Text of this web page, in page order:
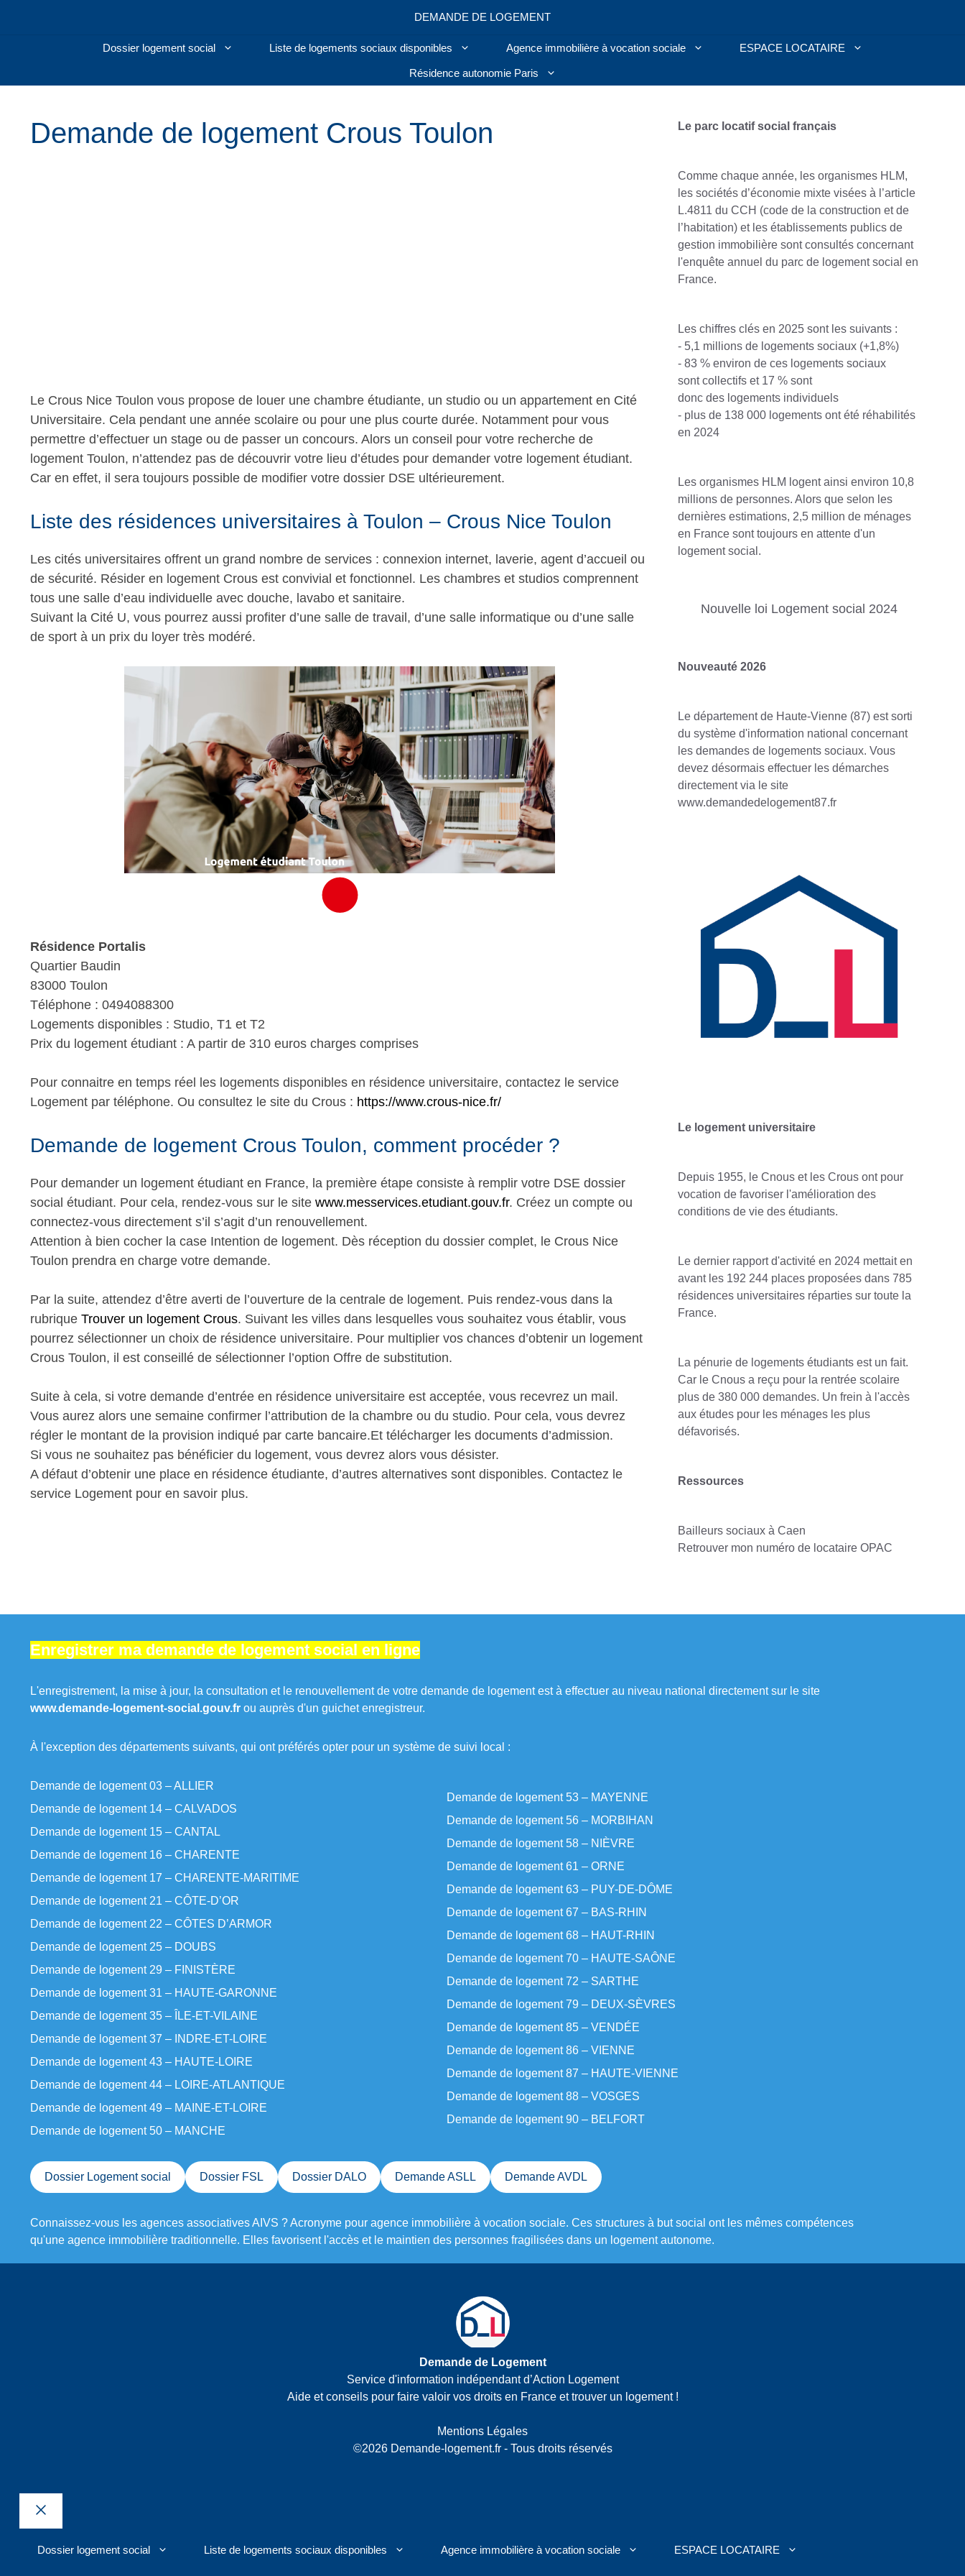
DEMANDE DE LOGEMENT
Dossier logement social Liste de logements sociaux disponibles Agence immobilière à vocation sociale ESPACE LOCATAIRE
Résidence autonomie Paris
Demande de logement Crous Toulon
Le Crous Nice Toulon vous propose de louer une chambre étudiante, un studio ou un appartement en Cité
Universitaire. Cela pendant une année scolaire ou pour une plus courte durée. Notamment pour vous
permettre d’effectuer un stage ou de passer un concours. Alors un conseil pour votre recherche de
logement Toulon, n’attendez pas de découvrir votre lieu d’études pour demander votre logement étudiant.
Car en effet, il sera toujours possible de modifier votre dossier DSE ultérieurement.
Liste des résidences universitaires à Toulon – Crous Nice Toulon
Les cités universitaires offrent un grand nombre de services : connexion internet, laverie, agent d’accueil ou
de sécurité. Résider en logement Crous est convivial et fonctionnel. Les chambres et studios comprennent
tous une salle d’eau individuelle avec douche, lavabo et sanitaire.
Suivant la Cité U, vous pourrez aussi profiter d’une salle de travail, d’une salle informatique ou d’une salle
de sport à un prix du loyer très modéré.
Résidence Portalis
Quartier Baudin
83000 Toulon
Téléphone : 0494088300
Logements disponibles : Studio, T1 et T2
Prix du logement étudiant : A partir de 310 euros charges comprises
Pour connaitre en temps réel les logements disponibles en résidence universitaire, contactez le service
Logement par téléphone. Ou consultez le site du Crous : https://www.crous-nice.fr/
Demande de logement Crous Toulon, comment procéder ?
Pour demander un logement étudiant en France, la première étape consiste à remplir votre DSE dossier
social étudiant. Pour cela, rendez-vous sur le site www.messervices.etudiant.gouv.fr. Créez un compte ou
connectez-vous directement s’il s’agit d’un renouvellement.
Attention à bien cocher la case Intention de logement. Dès réception du dossier complet, le Crous Nice
Toulon prendra en charge votre demande.
Par la suite, attendez d’être averti de l’ouverture de la centrale de logement. Puis rendez-vous dans la
rubrique Trouver un logement Crous. Suivant les villes dans lesquelles vous souhaitez vous établir, vous
pourrez sélectionner un choix de résidence universitaire. Pour multiplier vos chances d’obtenir un logement
Crous Toulon, il est conseillé de sélectionner l’option Offre de substitution.
Suite à cela, si votre demande d’entrée en résidence universitaire est acceptée, vous recevrez un mail.
Vous aurez alors une semaine confirmer l’attribution de la chambre ou du studio. Pour cela, vous devrez
régler le montant de la provision indiqué par carte bancaire.Et télécharger les documents d’admission.
Si vous ne souhaitez pas bénéficier du logement, vous devrez alors vous désister.
A défaut d’obtenir une place en résidence étudiante, d’autres alternatives sont disponibles. Contactez le
service Logement pour en savoir plus.
Le parc locatif social français
Comme chaque année, les organismes HLM,
les sociétés d’économie mixte visées à l’article
L.481­1 du CCH (code de la construction et de
l’habitation) et les établissements publics de
gestion immobilière sont consultés concernant
l'enquête annuel du parc de logement social en
France.
Les chiffres clés en 2025 sont les suivants :
- 5,1 millions de logements sociaux (+1,8%)
- 83 % environ de ces logements sociaux
sont collectifs et 17 % sont
donc des logements individuels
- plus de 138 000 logements ont été réhabilités
en 2024
Les organismes HLM logent ainsi environ 10,8
millions de personnes. Alors que selon les
dernières estimations, 2,5 million de ménages
en France sont toujours en attente d'un
logement social.
Nouvelle loi Logement social 2024
Nouveauté 2026
Le département de Haute-Vienne (87) est sorti
du système d'information national concernant
les demandes de logements sociaux. Vous
devez désormais effectuer les démarches
directement via le site
www.demandedelogement87.fr
Le logement universitaire
Depuis 1955, le Cnous et les Crous ont pour
vocation de favoriser l'amélioration des
conditions de vie des étudiants.
Le dernier rapport d'activité en 2024 mettait en
avant les 192 244 places proposées dans 785
résidences universitaires réparties sur toute la
France.
La pénurie de logements étudiants est un fait.
Car le Cnous a reçu pour la rentrée scolaire
plus de 380 000 demandes. Un frein à l'accès
aux études pour les ménages les plus
défavorisés.
Ressources
Bailleurs sociaux à Caen
Retrouver mon numéro de locataire OPAC
Enregistrer ma demande de logement social en ligne
L'enregistrement, la mise à jour, la consultation et le renouvellement de votre demande de logement est à effectuer au niveau national directement sur le site
www.demande-logement-social.gouv.fr ou auprès d'un guichet enregistreur.
À l'exception des départements suivants, qui ont préférés opter pour un système de suivi local :
Demande de logement 03 – ALLIER
Demande de logement 14 – CALVADOS
Demande de logement 15 – CANTAL
Demande de logement 16 – CHARENTE
Demande de logement 17 – CHARENTE-MARITIME
Demande de logement 21 – CÔTE-D’OR
Demande de logement 22 – CÔTES D’ARMOR
Demande de logement 25 – DOUBS
Demande de logement 29 – FINISTÈRE
Demande de logement 31 – HAUTE-GARONNE
Demande de logement 35 – ÎLE-ET-VILAINE
Demande de logement 37 – INDRE-ET-LOIRE
Demande de logement 43 – HAUTE-LOIRE
Demande de logement 44 – LOIRE-ATLANTIQUE
Demande de logement 49 – MAINE-ET-LOIRE
Demande de logement 50 – MANCHE
Demande de logement 53 – MAYENNE
Demande de logement 56 – MORBIHAN
Demande de logement 58 – NIÈVRE
Demande de logement 61 – ORNE
Demande de logement 63 – PUY-DE-DÔME
Demande de logement 67 – BAS-RHIN
Demande de logement 68 – HAUT-RHIN
Demande de logement 70 – HAUTE-SAÔNE
Demande de logement 72 – SARTHE
Demande de logement 79 – DEUX-SÈVRES
Demande de logement 85 – VENDÉE
Demande de logement 86 – VIENNE
Demande de logement 87 – HAUTE-VIENNE
Demande de logement 88 – VOSGES
Demande de logement 90 – BELFORT
Dossier Logement social Dossier FSL Dossier DALO Demande ASLL Demande AVDL
Connaissez-vous les agences associativesAIVS ? Acronyme pour agence immobilière à vocation sociale. Ces structures à but social ont les mêmes compétences
qu'une agence immobilière traditionnelle. Elles favorisent l'accès et le maintien des personnes fragilisées dans un logement autonome.
Demande de Logement
Service d'information indépendant d’Action Logement
Aide et conseils pour faire valoir vos droits en France et trouver un logement !
Mentions Légales
©2026 Demande-logement.fr - Tous droits réservés
Fermer
Dossier logement social Liste de logements sociaux disponibles Agence immobilière à vocation sociale ESPACE LOCATAIRE